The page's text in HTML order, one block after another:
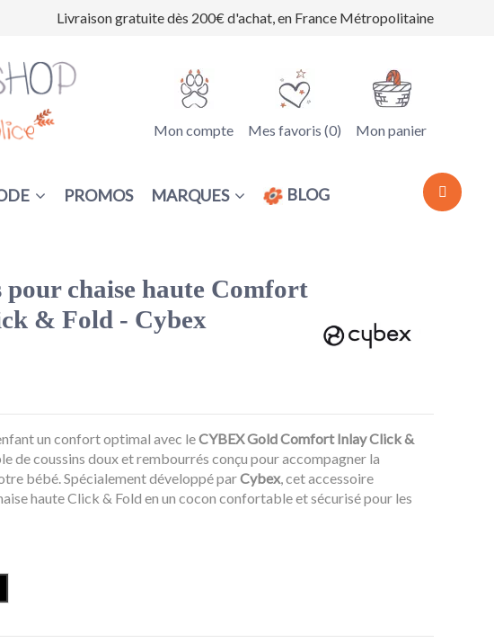
Livraison gratuite dès 200€ d'achat, en France Métropolitaine
Mon compte Mes favoris (0) Mon panier
PROMOS MARQUES BLOG
pour chaise haute Comfort
& Fold - Cybex
un confort optimal avec leCYBEX Gold Comfort Inlay Click &
de coussins doux et rembourrés conçu pour accompagner la
bébé. Spécialement développé parCybex, cet accessoire
haute Click & Fold en un cocon confortable et sécurisé pour les